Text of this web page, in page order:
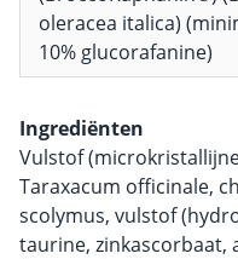
oleracea italica)
10% glucorafanine)
Ingrediënten
Vulstof
Taraxacum officinale,
scolymus, vulstof
taurine,